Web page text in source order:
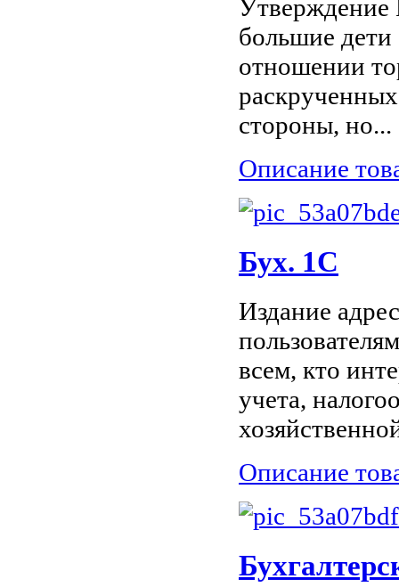
Утверждение
большие
отношении
стороны, но...
Описание
Бух. 1С
Издание
всем, кто
учета,
Описание